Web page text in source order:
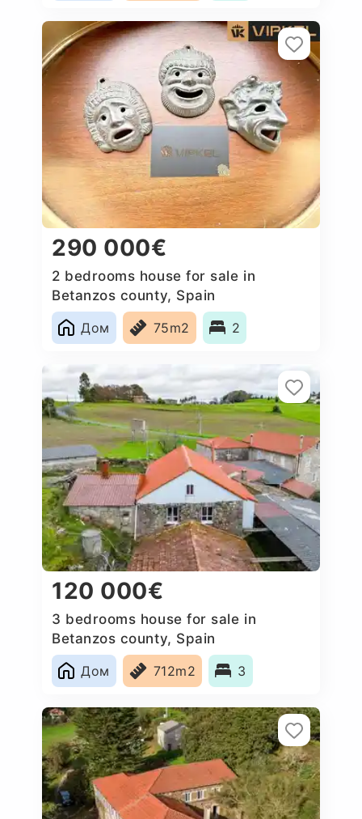
290 000€
2 bedrooms house for sale in
Betanzos county, Spain
Дом
75m2 2
120 000€
3 bedrooms house for sale in
Betanzos county, Spain
Дом
712m2 3